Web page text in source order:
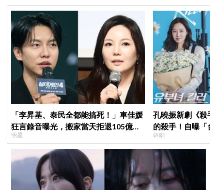
「李昇基、泰民全都能搞死！」車佳媛
狂言錄音曝光，搬家當天拒退105億保
證金、糾紛再升級
明星
孔曉振新劇《殺
的殺手！自曝「
小很多XD
韓劇